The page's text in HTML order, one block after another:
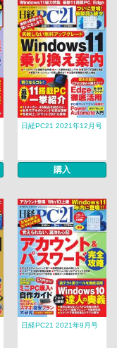
日経PC21 2021年12月号
購入
日経PC21 2021年9月号